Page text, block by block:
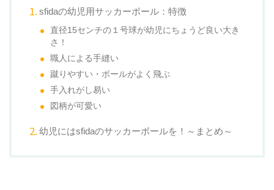
sfidaの幼児用サッカーボール：特徴
直径15センチの１号球が幼児にちょうど良い大き
さ！
職人による手縫い
蹴りやすい・ボールがよく飛ぶ
手入れがし易い
図柄が可愛い
幼児にはsfidaのサッカーボールを！～まとめ～